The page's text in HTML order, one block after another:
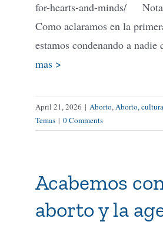
for-hearts-and-minds/
Como aclaramos en la
estamos condenando a nadie
mas >
April 21, 2026 | Aborto, Aborto,
Temas | 0 Comments
Acabemos
aborto y la